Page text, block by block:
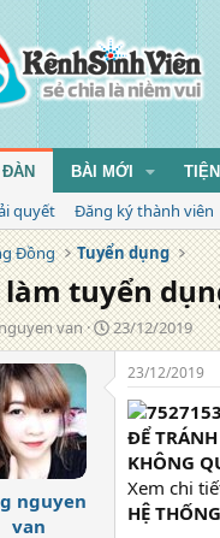
BÀI MỚI
quyết
Đăng ký thành viên
Đồng
Tuyển dụng
làm tuyển
van
N
g
y
23/12/2019
nguyen
van
23/12/2019
ĐỂ
KHÔNG
Xem chi
HỆ